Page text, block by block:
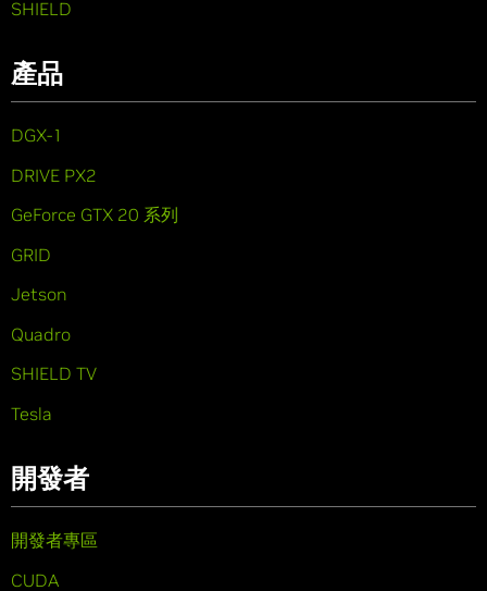
SHIELD
產品
DGX-1
DRIVE PX2
GeForce GTX 20 系列
GRID
Jetson
Quadro
SHIELD TV
Tesla
開發者
開發者專區
CUDA